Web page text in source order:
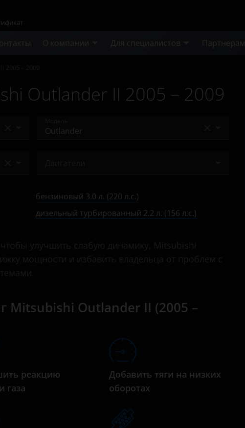
О компании Для специалистов Партнерам
Outlander II 2005 – 2009
Eclipse
бензиновый 3.0 л. (220 л.с.)
бензиновый 3.0 л. (220 л.с.)
дизельный турбированный 2.2 л. (156 л.с.)
Mitsubishi Outlander II (2005 –
реакцию
газа
Добавить тяги на низких
оборотах